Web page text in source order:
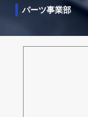
パーツ事業部